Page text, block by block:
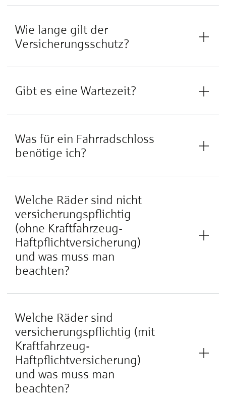
Wie lange gilt der
Versicherungsschutz?
Gibt es eine Wartezeit?
Was für ein Fahrradschloss
benötige ich?
Welche Räder sind nicht
versicherungspflichtig
(ohne Kraftfahrzeug-
Haftpflichtversicherung)
und was muss man
beachten?
Welche Räder sind
versicherungspflichtig (mit
Kraftfahrzeug-
Haftpflichtversicherung)
und was muss man
beachten?